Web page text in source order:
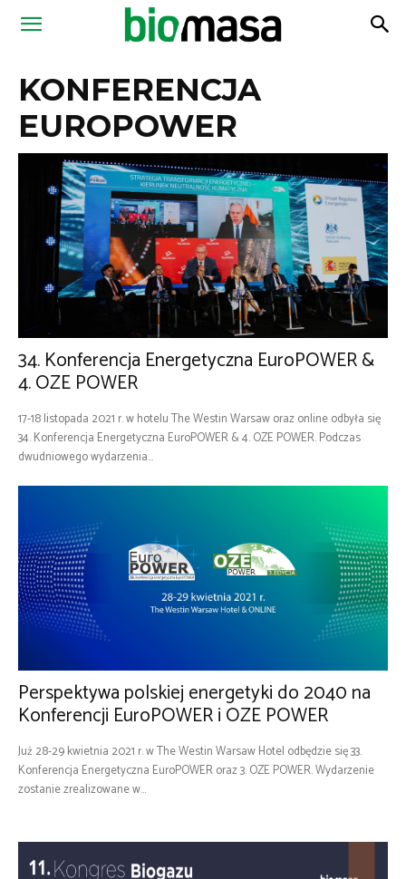
Magazyn
KONFERENCJA
EUROPOWER
34. Konferencja Energetyczna EuroPOWER &
4. OZE POWER
17-18 listopada 2021 r. w hotelu The Westin Warsaw oraz online odbyła się
34. Konferencja Energetyczna EuroPOWER & 4. OZE POWER. Podczas
dwudniowego wydarzenia...
Perspektywa polskiej energetyki do 2040 na
Konferencji EuroPOWER i OZE POWER
Już 28-29 kwietnia 2021 r. w The Westin Warsaw Hotel odbędzie się 33.
Konferencja Energetyczna EuroPOWER oraz 3. OZE POWER. Wydarzenie
zostanie zrealizowane w...